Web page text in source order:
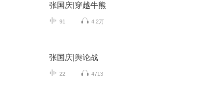
张国庆|穿越牛熊
91 4.2万
张国庆|舆论战
22 4713